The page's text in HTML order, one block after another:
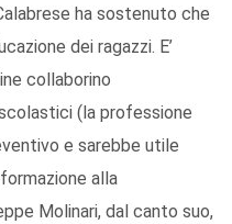
ha sostenuto che
dei ragazzi. E’
collaborino
(la professione
e sarebbe utile
alla
Molinari, dal canto suo,